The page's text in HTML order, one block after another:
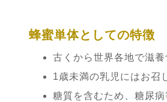
蜂蜜単体としての特徴
古くから世界各地で滋
1歳未満の乳児にはお召
糖質を含むため、糖尿